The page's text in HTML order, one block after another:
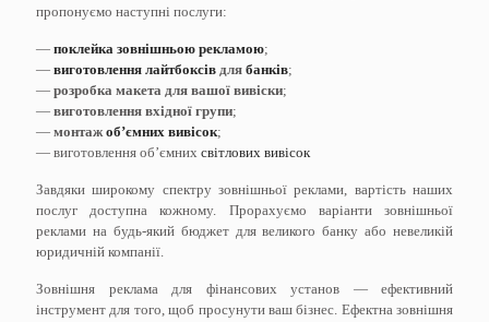
пропонуємо наступні послуги:
— поклейка зовнішньою рекламою;
— виготовлення лайтбоксів для банків;
— розробка макета для вашої вивіски;
— виготовлення вхідної групи;
— монтажоб’ємних вивісок;
— виготовлення об’ємних світлових вивісок
Завдяки широкому спектру зовнішньої реклами, вартість наших
послуг доступна кожному. Прорахуємо варіанти зовнішньої
реклами на будь-який бюджет для великого банку або невеликій
юридичній компанії.
Зовнішня реклама для фінансових установ — ефективний
інструмент для того, щоб просунути ваш бізнес. Ефектна зовнішня